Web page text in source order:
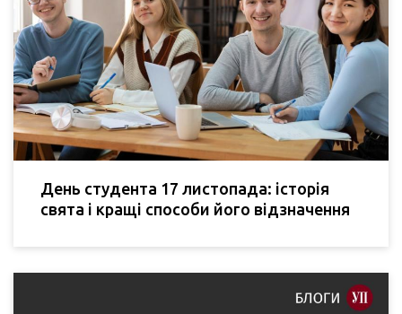
День студента 17 листопада: історія
свята і кращі способи його відзначення